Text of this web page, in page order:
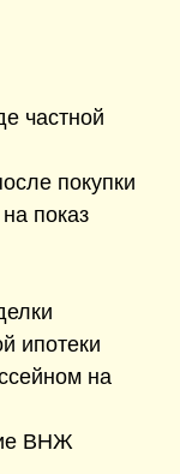
частной
покупки
показ
ипотеки
на
ВНЖ